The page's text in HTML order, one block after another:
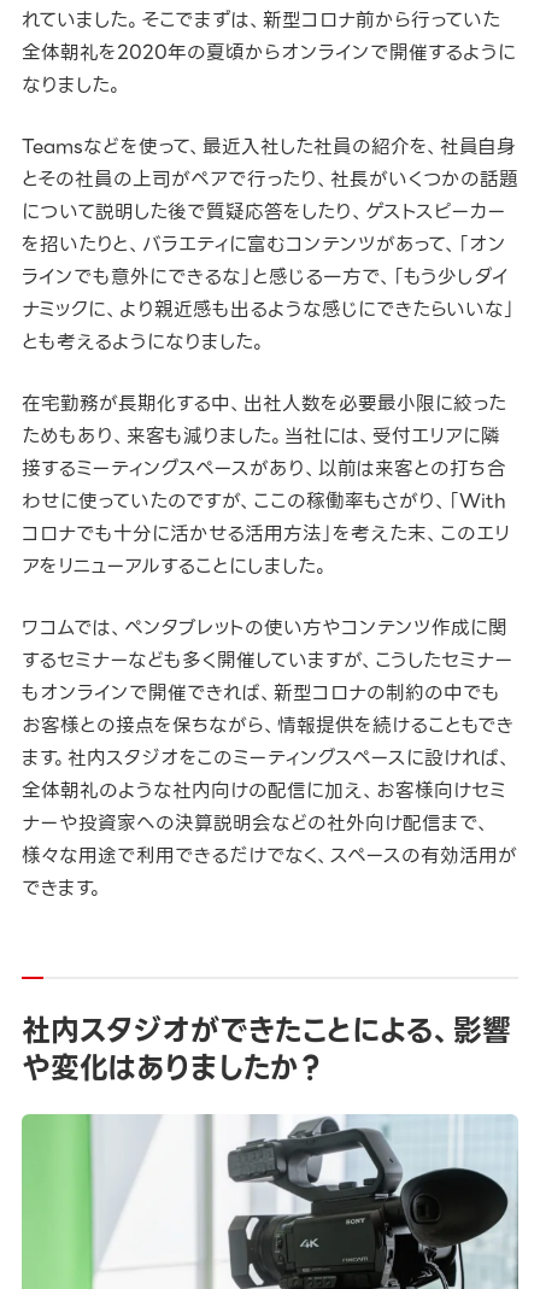
れていました。そこでまずは、新型コロナ前から行っていた
全体朝礼を2020年の夏頃からオンラインで開催するように
なりました。
Teamsなどを使って、最近入社した社員の紹介を、社員自身
とその社員の上司がペアで行ったり、社長がいくつかの話題
について説明した後で質疑応答をしたり、ゲストスピーカー
を招いたりと、バラエティに富むコンテンツがあって、「オン
ラインでも意外にできるな」と感じる一方で、「もう少しダイ
ナミックに、より親近感も出るような感じにできたらいいな」
とも考えるようになりました。
在宅勤務が長期化する中、出社人数を必要最小限に絞った
ためもあり、来客も減りました。当社には、受付エリアに隣
接するミーティングスペースがあり、以前は来客との打ち合
わせに使っていたのですが、ここの稼働率もさがり、「With
コロナでも十分に活かせる活用方法」を考えた末、このエリ
アをリニューアルすることにしました。
ワコムでは、ペンタブレットの使い方やコンテンツ作成に関
するセミナーなども多く開催していますが、こうしたセミナー
もオンラインで開催できれば、新型コロナの制約の中でも
お客様との接点を保ちながら、情報提供を続けることもでき
ます。社内スタジオをこのミーティングスペースに設ければ、
全体朝礼のような社内向けの配信に加え、お客様向けセミ
ナーや投資家への決算説明会などの社外向け配信まで、
様々な用途で利用できるだけでなく、スペースの有効活用が
できます。
社内スタジオができたことによる、影響
や変化はありましたか？